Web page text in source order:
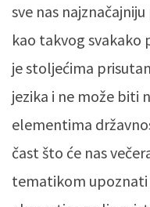
sve nas
kao takvog svakako
je stoljećima
jezika i ne može biti
elementima
čast što će nas
tematikom upoznati